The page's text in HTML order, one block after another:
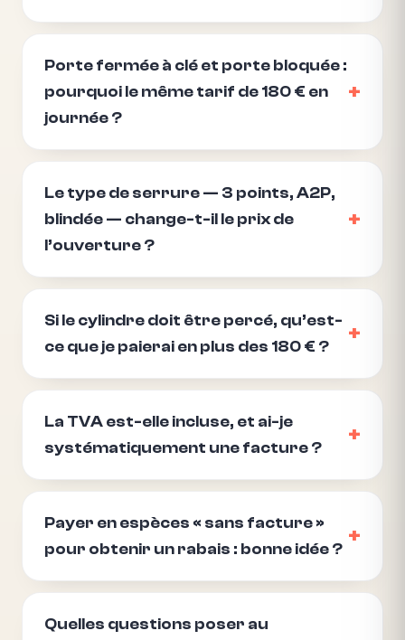
Porte fermée à clé et porte bloquée :
pourquoi le même tarif de 180 € en
journée ?
Le type de serrure — 3 points, A2P,
blindée — change-t-il le prix de
l’ouverture ?
Si le cylindre doit être percé, qu’est-
ce que je paierai en plus des 180 € ?
La TVA est-elle incluse, et ai-je
systématiquement une facture ?
Payer en espèces « sans facture »
pour obtenir un rabais : bonne idée ?
Quelles questions poser au